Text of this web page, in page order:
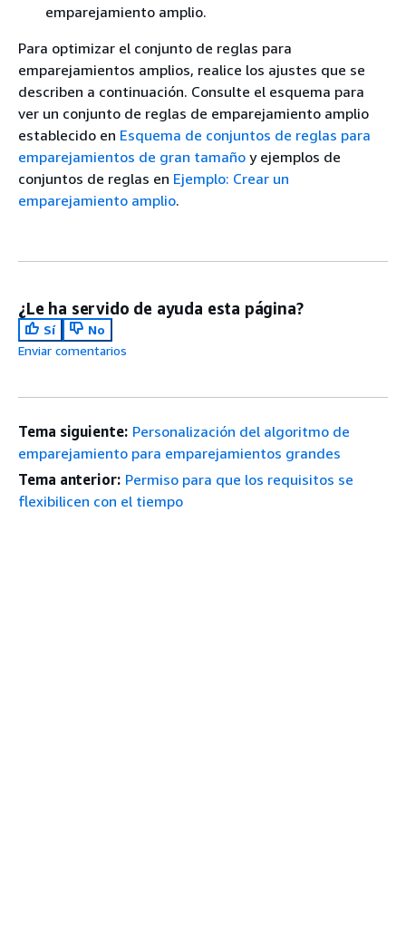
emparejamiento amplio.
Para optimizar el conjunto de reglas para
emparejamientos amplios, realice los ajustes que se
describen a continuación. Consulte el esquema para
ver un conjunto de reglas de emparejamiento amplio
establecido en Esquema de conjuntos de reglas para
emparejamientos de gran tamaño y ejemplos de
conjuntos de reglas en Ejemplo: Crear un
emparejamiento amplio.
¿Le ha servido de ayuda esta página?
Sí
No
Enviar comentarios
Tema siguiente: Personalización del algoritmo de
emparejamiento para emparejamientos grandes
Tema anterior: Permiso para que los requisitos se
flexibilicen con el tiempo